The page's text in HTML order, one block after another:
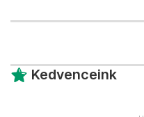
Kedvenceink